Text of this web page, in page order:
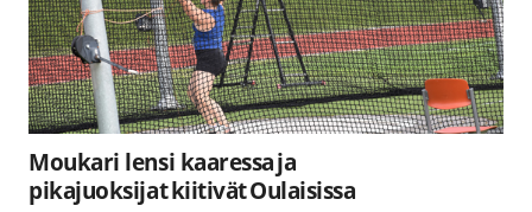
Moukari lensi kaaressa ja
pikajuoksijat kiitivät Oulaisissa